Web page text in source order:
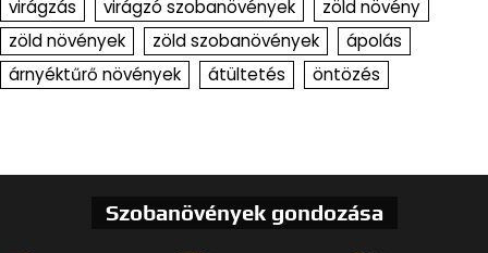
virágzás
virágzó szobanövények
zöld növény
zöld növények
zöld szobanövények
ápolás
árnyéktűrő növények
átültetés öntözés
Szobanövények gondozása